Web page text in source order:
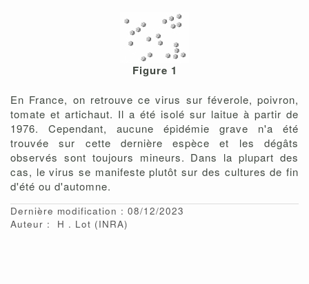
Figure 1
En France, on retrouve ce virus sur féverole, poivron,
tomate et artichaut. Il a été isolé sur laitue à partir de
1976. Cependant, aucune épidémie grave n'a été
trouvée sur cette dernière espèce et les dégâts
observés sont toujours mineurs. Dans la plupart des
cas, le virus se manifeste plutôt sur des cultures de fin
d'été ou d'automne.
Dernière modification : 08/12/2023
Auteur :
H Lot (INRA)